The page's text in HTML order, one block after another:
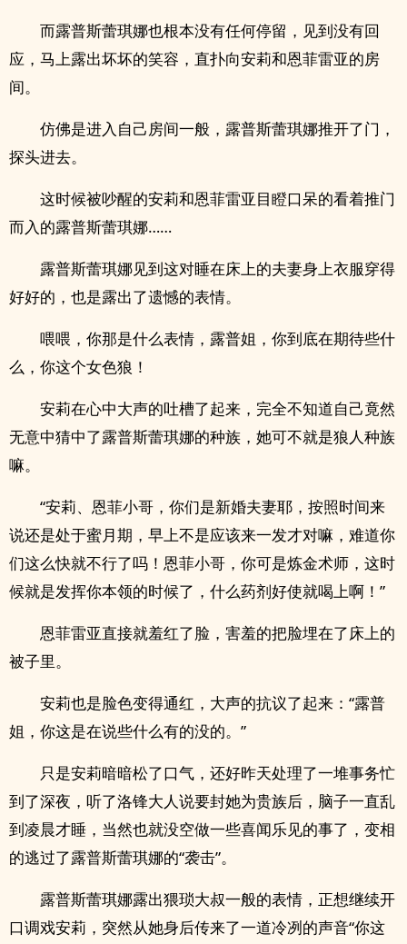
而露普斯蕾琪娜也根本没有任何停留，见到没有回
应，马上露出坏坏的笑容，直扑向安莉和恩菲雷亚的房
间。
仿佛是进入自己房间一般，露普斯蕾琪娜推开了门，
探头进去。
这时候被吵醒的安莉和恩菲雷亚目瞪口呆的看着推门
而入的露普斯蕾琪娜……
露普斯蕾琪娜见到这对睡在床上的夫妻身上衣服穿得
好好的，也是露出了遗憾的表情。
喂喂，你那是什么表情，露普姐，你到底在期待些什
么，你这个女色狼！
安莉在心中大声的吐槽了起来，完全不知道自己竟然
无意中猜中了露普斯蕾琪娜的种族，她可不就是狼人种族
嘛。
“安莉、恩菲小哥，你们是新婚夫妻耶，按照时间来
说还是处于蜜月期，早上不是应该来一发才对嘛，难道你
们这么快就不行了吗！恩菲小哥，你可是炼金术师，这时
候就是发挥你本领的时候了，什么药剂好使就喝上啊！”
恩菲雷亚直接就羞红了脸，害羞的把脸埋在了床上的
被子里。
安莉也是脸色变得通红，大声的抗议了起来：“露普
姐，你这是在说些什么有的没的。”
只是安莉暗暗松了口气，还好昨天处理了一堆事务忙
到了深夜，听了洛锋大人说要封她为贵族后，脑子一直乱
到凌晨才睡，当然也就没空做一些喜闻乐见的事了，变相
的逃过了露普斯蕾琪娜的“袭击”。
露普斯蕾琪娜露出猥琐大叔一般的表情，正想继续开
口调戏安莉，突然从她身后传来了一道冷冽的声音“你这